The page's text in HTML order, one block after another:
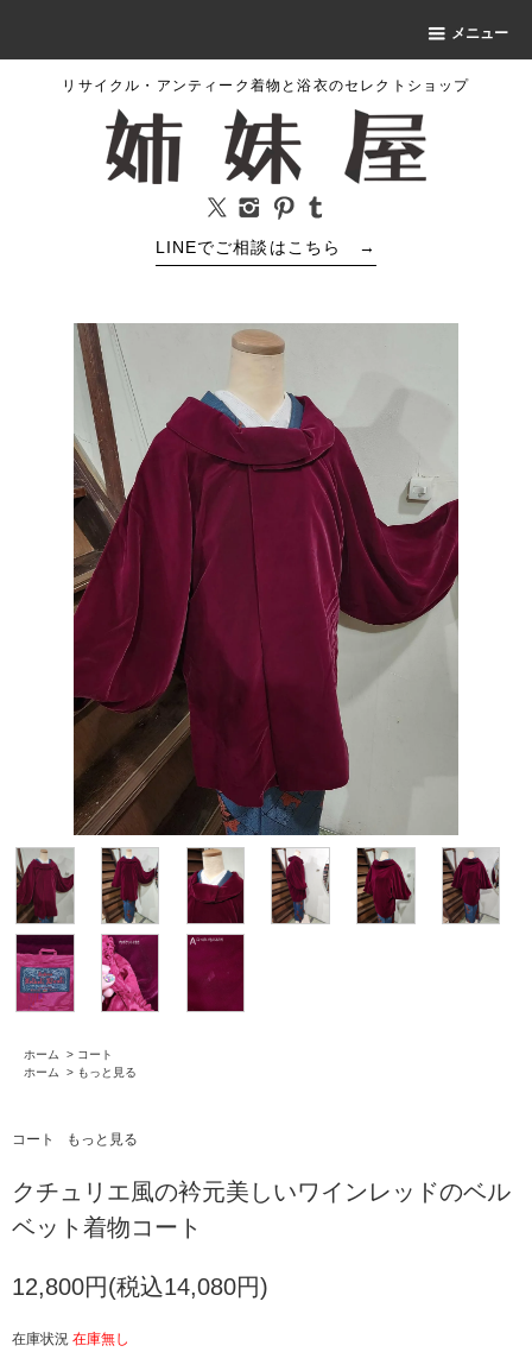
メニュー
リサイクル・アンティーク着物と浴衣のセレクトショップ
LINEでご相談はこちら →
ホーム > コート
ホーム
> もっと見る
コート もっと見る
クチュリエ風の衿元美しいワインレッドのベル
ベット着物コート
12,800円(税込14,080円)
在庫状況 在庫無し